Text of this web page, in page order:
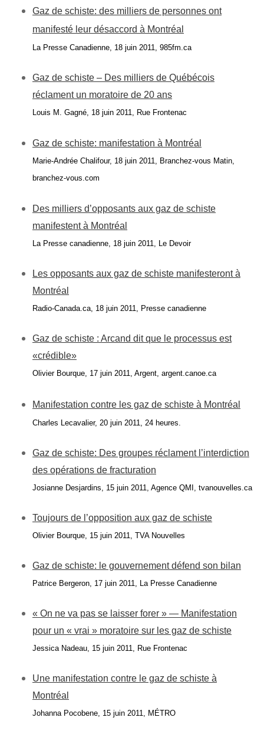
Gaz de schiste: des milliers de personnes ont
manifesté leur désaccord à Montréal
La Presse Canadienne, 18 juin 2011, 985fm.ca
Gaz de schiste – Des milliers de Québécois
réclament un moratoire de 20 ans
Louis M. Gagné, 18 juin 2011, Rue Frontenac
Gaz de schiste: manifestation à Montréal
Marie-Andrée Chalifour, 18 juin 2011, Branchez-vous Matin,
branchez-vous.com
Des milliers d’opposants aux gaz de schiste
manifestent à Montréal
La Presse canadienne, 18 juin 2011, Le Devoir
Les opposants aux gaz de schiste manifesteront à
Montréal
Radio-Canada.ca, 18 juin 2011, Presse canadienne
Gaz de schiste : Arcand dit que le processus est
«crédible»
Olivier Bourque, 17 juin 2011, Argent, argent.canoe.ca
Manifestation contre les gaz de schiste à Montréal
Charles Lecavalier, 20 juin 2011, 24 heures.
Gaz de schiste: Des groupes réclament l’interdiction
des opérations de fracturation
Josianne Desjardins, 15 juin 2011, Agence QMI, tvanouvelles.ca
Toujours de l’opposition aux gaz de schiste
Olivier Bourque, 15 juin 2011, TVA Nouvelles
Gaz de schiste: le gouvernement défend son bilan
Patrice Bergeron, 17 juin 2011, La Presse Canadienne
« On ne va pas se laisser forer » — Manifestation
pour un « vrai » moratoire sur les gaz de schiste
Jessica Nadeau, 15 juin 2011, Rue Frontenac
Une manifestation contre le gaz de schiste à
Montréal
Johanna Pocobene, 15 juin 2011, MÉTRO